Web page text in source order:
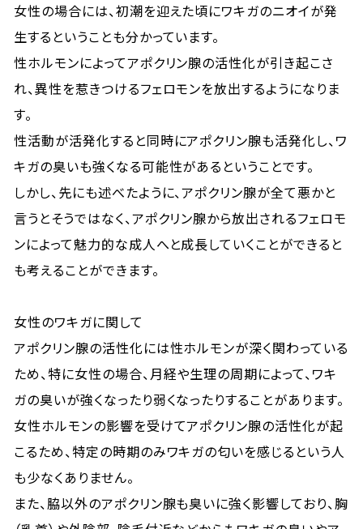
女性の場合には、初潮を迎えた頃にワキガのニオイが発
生するということも分かっています。
性ホルモンによってアポクリン腺の活性化が引き起こさ
れ、異性を惹きつけるフェロモンを放出するようになりま
す。
性活動が活発化すると同時にアポクリン腺も活発化し、ワ
キガの臭いも強くなる可能性があるということです。
しかし、先にも述べたように、アポクリン腺が全て悪かと
言うとそうではなく、アポクリン腺から放出されるフェロモ
ンによって魅力的な成人へと成長していくことができると
も考えることができます。
女性のワキガに関して
アポクリン腺の活性化には性ホルモンが深く関わっている
ため、特に女性の場合、月経や生理の周期によって、ワキ
ガの臭いが強くなったり弱くなったりすることがあります。
女性ホルモンの影響を受けてアポクリン腺の活性化が起
こるため、特定の時期のみワキガの匂いを感じるという人
も少なくありません。
また、脇以外のアポクリン腺も臭いに強く影響しており、胸